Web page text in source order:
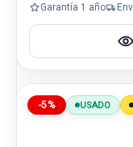
Garantía 1 año
-5% USADO